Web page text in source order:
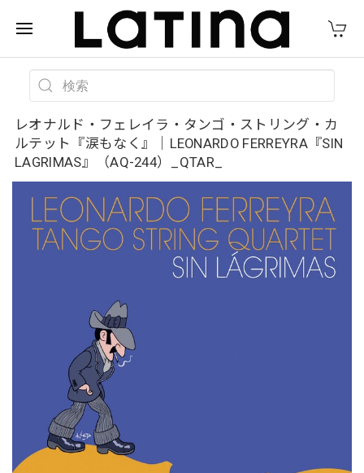
レオナルド・フェレイラ・タンゴ・ストリング・カ
ルテット『涙もなく』｜LEONARDO FERREYRA『SIN
LAGRIMAS』（AQ-244）_QTAR_